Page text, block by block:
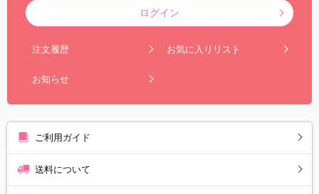
ログイン
注文履歴 お気に入りリスト
お知らせ
ご利用ガイド
送料について